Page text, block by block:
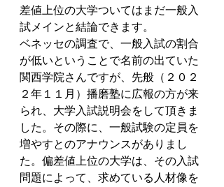
差値上位の大学ついてはまだ一般入
試メインと結論できます。
ベネッセの調査で、一般入試の割合
が低いということで名前の出ていた
関西学院さんですが、先般（２０２
２年１１月）播磨塾に広報の方が来
られ、大学入試説明会をして頂きま
した。その際に、一般試験の定員を
増やすとのアナウンスがありまし
た。偏差値上位の大学は、その入試
問題によって、求めている人材像を